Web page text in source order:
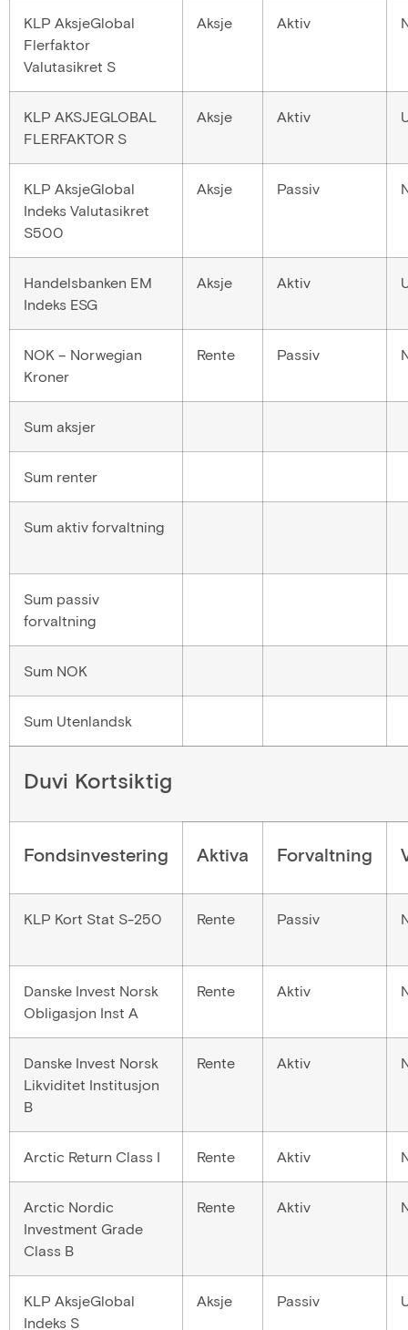
KLP AksjeGlobal
Flerfaktor
Valutasikret S
Aksje Aktiv
KLP AKSJEGLOBAL
FLERFAKTOR S
Aksje Aktiv
KLP AksjeGlobal
Indeks Valutasikret
S500
Aksje Passiv
Handelsbanken EM
Indeks ESG
Aksje Aktiv
NOK – Norwegian
Kroner
Rente Passiv
Sum aksjer
Sum renter
Sum aktiv forvaltning
Sum passiv
forvaltning
Sum NOK
Sum Utenlandsk
Duvi Kortsiktig
Fondsinvestering Aktiva Forvaltning
KLP Kort Stat S-250 Rente Passiv
Danske Invest Norsk
Obligasjon Inst A
Rente Aktiv
Danske Invest Norsk
Likviditet Institusjon
B
Rente Aktiv
Arctic Return Class I Rente Aktiv
Arctic Nordic
Investment Grade
Class B
Rente Aktiv
KLP AksjeGlobal
Indeks S
Aksje Passiv